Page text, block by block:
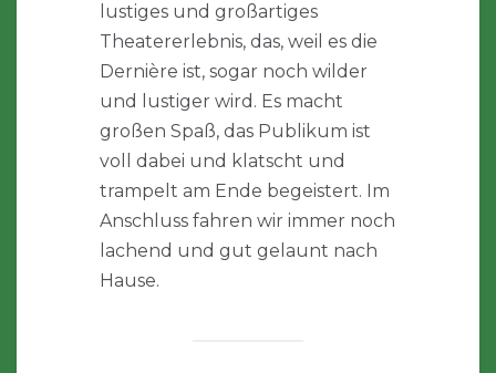
lustiges und großartiges
Theatererlebnis, das, weil es die
Dernière ist, sogar noch wilder
und lustiger wird. Es macht
großen Spaß, das Publikum ist
voll dabei und klatscht und
trampelt am Ende begeistert. Im
Anschluss fahren wir immer noch
lachend und gut gelaunt nach
Hause.